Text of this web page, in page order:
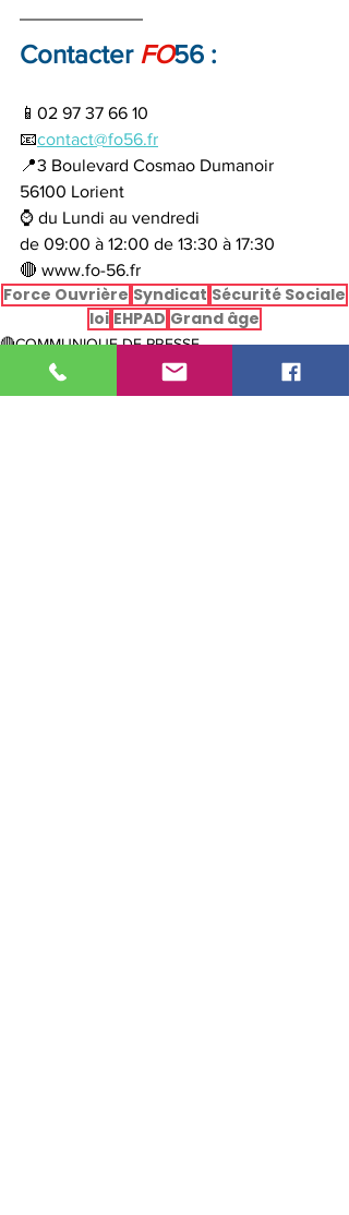
Contacter FO56 :
📱02 97 37 66 10
📧contact@fo56.fr
📍3 Boulevard Cosmao Dumanoir
56100 Lorient
⌚ du Lundi au vendredi
de 09:00 à 12:00 de 13:30 à 17:30
🔴 www.fo-56.fr
Force Ouvrière Syndicat Sécurité Sociale
loi EHPAD Grand âge
🔴COMMUNIQUE DE PRESSE